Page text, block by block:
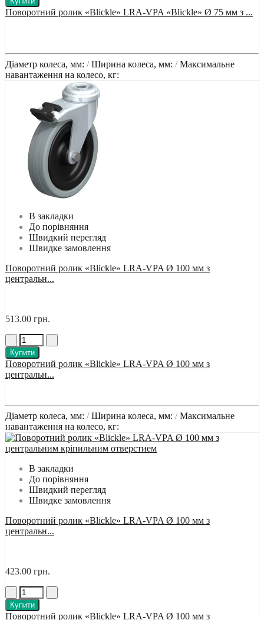
Поворотний ролик «Blickle» LRA-VPA «Blickle» Ø 75 мм з ...
Діаметр колеса, мм: /Ширина колеса, мм: /Максимальне
навантаження на колесо, кг:
В закладки
До порівняння
Швидкий перегляд
Швидке замовлення
Поворотний ролик «Blickle» LRA-VPA Ø 100 мм з
центральн...
513.00 грн.
Купити
Поворотний ролик «Blickle» LRA-VPA Ø 100 мм з
центральн...
Діаметр колеса, мм: /Ширина колеса, мм: /Максимальне
навантаження на колесо, кг:
В закладки
До порівняння
Швидкий перегляд
Швидке замовлення
Поворотний ролик «Blickle» LRA-VPA Ø 100 мм з
центральн...
423.00 грн.
Купити
Поворотний ролик «Blickle» LRA-VPA Ø 100 мм з